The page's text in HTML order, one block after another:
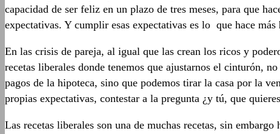
capacidad de ser feliz en un plazo de tres meses, para que
expectativas. Y cumplir esas expectativas es lo que hace
En las crisis de pareja, al igual que las crean los ricos y
recetas liberales donde tenemos que ajustarnos el cinturón,
pagos de la hipoteca, sino que podemos tirar la casa por la
propias expectativas, contestar a la pregunta ¿y tú, que
Las recetas liberales son una de muchas recetas, sin